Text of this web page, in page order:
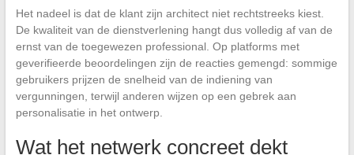
Het nadeel is dat de klant zijn architect niet rechtstreeks kiest.
De kwaliteit van de dienstverlening hangt dus volledig af van de
ernst van de toegewezen professional. Op platforms met
geverifieerde beoordelingen zijn de reacties gemengd: sommige
gebruikers prijzen de snelheid van de indiening van
vergunningen, terwijl anderen wijzen op een gebrek aan
personalisatie in het ontwerp.
Wat het netwerk concreet dekt